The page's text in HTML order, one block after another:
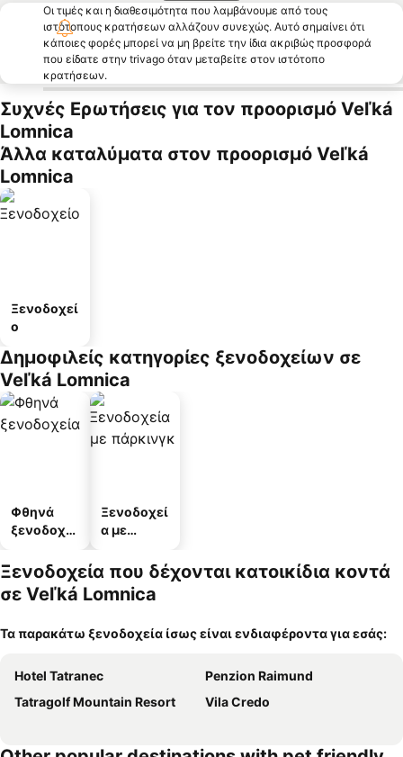
Οι τιμές και η διαθεσιμότητα που λαμβάνουμε από τους
ιστότοπους κρατήσεων αλλάζουν συνεχώς. Αυτό σημαίνει ότι
κάποιες φορές μπορεί να μη βρείτε την ίδια ακριβώς προσφορά
που είδατε στην trivago όταν μεταβείτε στον ιστότοπο
κρατήσεων.
Συχνές Ερωτήσεις για τον προορισμό Veľká
Lomnica
Άλλα καταλύματα στον προορισμό Veľká
Lomnica
Ξενοδοχεί
ο
Δημοφιλείς κατηγορίες ξενοδοχείων σε
Veľká Lomnica
Φθηνά
ξενοδοχεί
Ξενοδοχεί
α με
Ξενοδοχεία που δέχονται κατοικίδια κοντά
σε Veľká Lomnica
Τα παρακάτω ξενοδοχεία ίσως είναι ενδιαφέροντα για εσάς:
Hotel Tatranec
Penzion Raimund
Tatragolf Mountain Resort
Vila Credo